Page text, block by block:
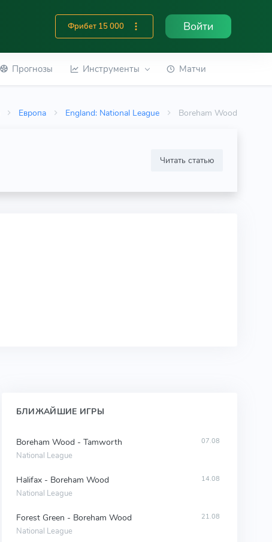
Фрибет 15 000 Войти
Прогнозы Инструменты Матчи
Европа England: National League Boreham Wood
Читать статью
БЛИЖАЙШИЕ ИГРЫ
Boreham Wood - Tamworth
National League
07.08
Halifax - Boreham Wood
National League
14.08
Forest Green - Boreham Wood
National League
21.08